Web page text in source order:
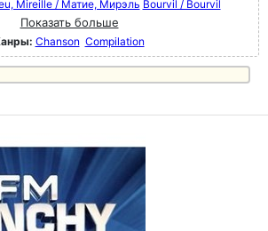
Mireille / Матие, Мирэль Bourvil / Bourvil
Показать больше
Chanson Compilation